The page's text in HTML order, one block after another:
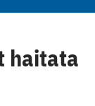
haitata